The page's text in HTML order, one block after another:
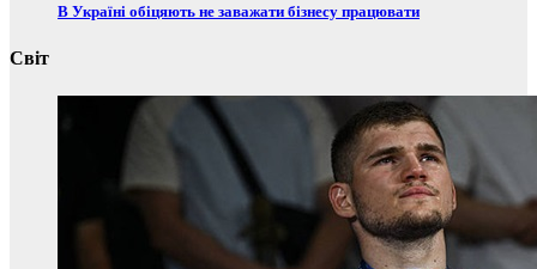
В Україні обіцяють не заважати бізнесу працювати
Світ